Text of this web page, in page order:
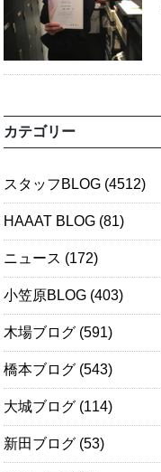
カテゴリー
スタッフBLOG (4512)
HAAAT BLOG (81)
ニュース (172)
小笠原BLOG (403)
木場ブログ (591)
橋本ブログ (543)
大城ブログ (114)
新田ブログ (53)